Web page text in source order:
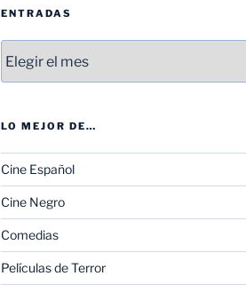
ENTRADAS
LO MEJOR DE…
Cine Español
Cine Negro
Comedias
Películas de Terror